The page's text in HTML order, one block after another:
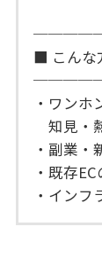
■ こんな
・ワンホ
知見・
・副業・
・既存
・インフ